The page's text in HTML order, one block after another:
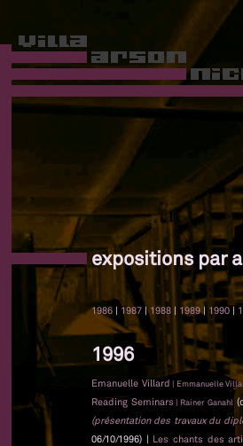
expositions par
1986 | 1987 |1988 | 1989| 1990 |
1996
Emanuelle Villard | Emmanuelle
Reading Seminars | Rainer Ganahl
(présentation des travaux du
06/10/1996) | Les chants des